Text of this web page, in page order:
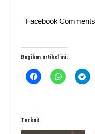
Facebook Comments
Bagikan artikel ini:
Terkait